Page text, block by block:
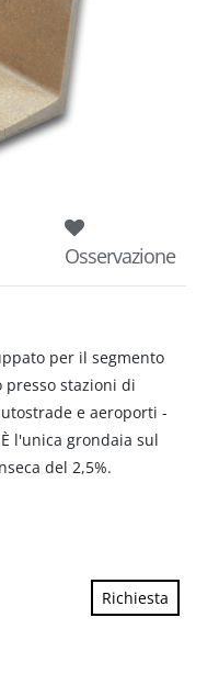
Osservazione
per il segmento
stazioni di
e aeroporti -
l'unica grondaia sul
del 2,5%.
Richiesta